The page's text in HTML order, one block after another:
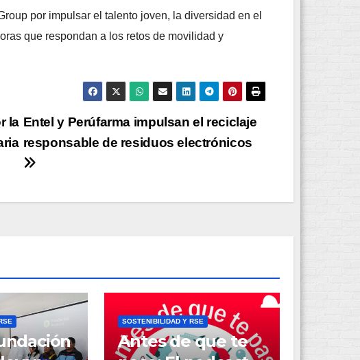
por impulsar el talento joven, la diversidad en el
que respondan a los retos de movilidad y
Entel y Perúfarma impulsan el reciclaje
responsable de residuos electrónicos
la
SOSTENIBILIDAD Y RSE
Antes de que te